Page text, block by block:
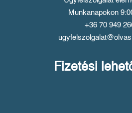
Munkanapokon
+36 70 949
Fizetési